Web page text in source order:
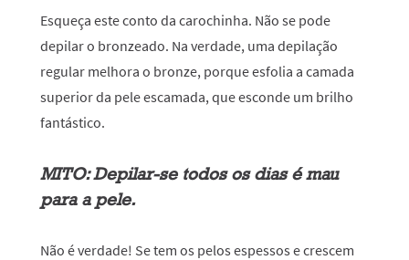
Esqueça este conto da carochinha. Não se pode
depilar o bronzeado. Na verdade, uma depilação
regular melhora o bronze, porque esfolia a camada
superior da pele escamada, que esconde um brilho
fantástico.
MITO: Depilar-se todos os dias é mau
para a pele.
Não é verdade! Se tem os pelos espessos e crescem